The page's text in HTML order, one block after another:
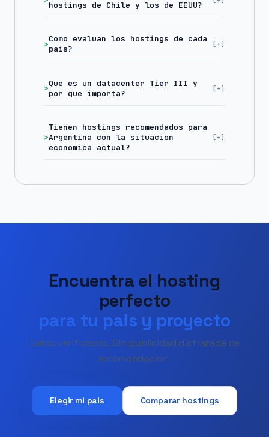
hostings de Chile y los de EEUU?
Como evaluan los hostings de cada
pais?
Que es un datacenter Tier III y
por que importa?
Tienen hostings recomendados para
Argentina con la situacion
economica actual?
Encuentra el hosting
perfecto
para tu pais y proyecto
Datos verificados. Sin publicidad disfrazada de
recomendacion.
Elegir mi pais Comparar hostings